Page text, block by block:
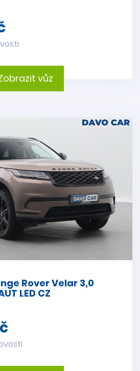
vůz
Rover Velar 3,0
LED CZ